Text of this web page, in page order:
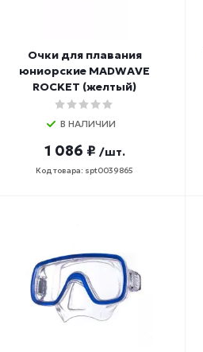
Очки для плавания
юниорские MADWAVE
ROCKET (желтый)
В НАЛИЧИИ
1 086 ₽ /шт.
Код товара: spt0039865